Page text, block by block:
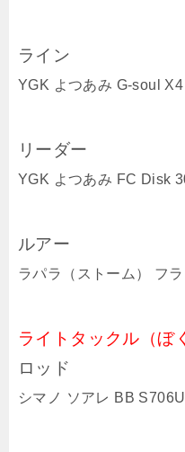
ライン
YGK よつあみ G-soul
リーダー
YGK よつあみ FC Disk
ルアー
ラパラ（ストーム） フ
ライトタックル（ぼ
ロッド
シマノ ソアレ BB